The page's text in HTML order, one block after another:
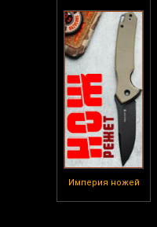
Империя ножей